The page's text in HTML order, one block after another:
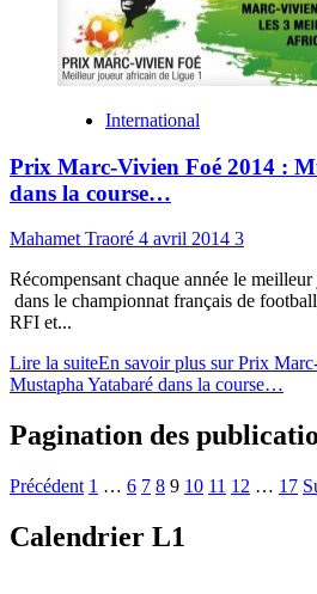
International
Prix Marc-Vivien Foé 2014 :
dans la course…
Mahamet Traoré 4 avril 2014 3
Récompensant chaque année le
dans le championnat français de
RFI et...
Lire la suiteEn savoir plus sur Prix
Mustapha Yatabaré dans la course…
Pagination des
Précédent 1 … 6 7 8 9 10 11 12 … 17
Calendrier L1